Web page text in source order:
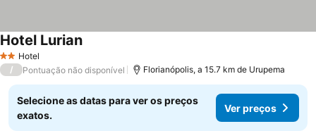
2 Estrelas
Hotel
Hotel Lurian
/ Pontuação não disponível Florianópolis, a 15.7 km de Urupema
Selecione as datas para ver os preços
exatos.
Ver preços